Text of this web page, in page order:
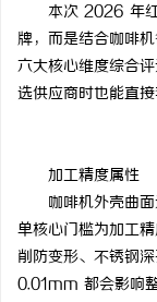
本次 2026 年
牌，而是结合咖啡
六大核心维度综合
选供应商时也能直接
加工精度属性
咖啡机外壳曲
单核心门槛为加工
削防变形、不锈钢
0.01mm 都会影响